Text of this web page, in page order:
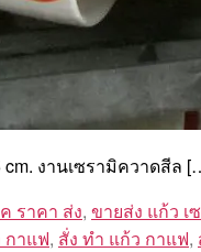
งานเซรามิควาดสีล
ราคา ส่ง, ขายส่ง แก้ว เ
กาแฟ, สั่ง ทํา แก้ว กาแฟ,